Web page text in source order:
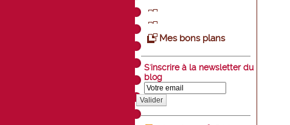
Mes bons plans
S'inscrire à la newsletter du
blog
Valider